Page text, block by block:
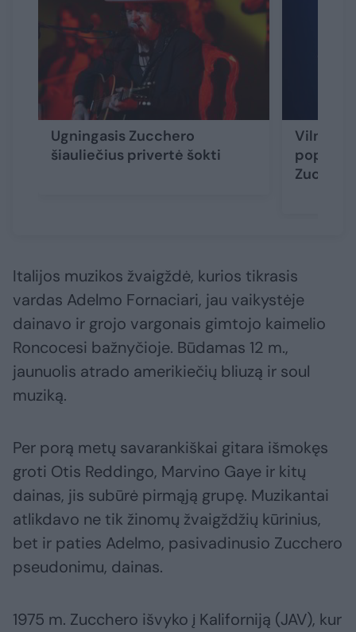
Ugningasis Zucchero
šiauliečius privertė šokti
Vilniuje
Italijos muzikos žvaigždė, kurios tikrasis
vardas Adelmo Fornaciari, jau vaikystėje
dainavo ir grojo vargonais gimtojo kaimelio
Roncocesi bažnyčioje. Būdamas 12 m.,
jaunuolis atrado amerikiečių bliuzą ir soul
muziką.
Per porą metų savarankiškai gitara išmokęs
groti Otis Reddingo, Marvino Gaye ir kitų
dainas, jis subūrė pirmąją grupę. Muzikantai
atlikdavo ne tik žinomų žvaigždžių kūrinius,
bet ir paties Adelmo, pasivadinusio Zucchero
pseudonimu, dainas.
1975 m. Zucchero išvyko į Kaliforniją (JAV), kur